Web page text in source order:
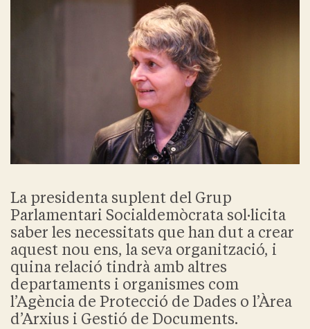
La presidenta suplent del Grup
Parlamentari Socialdemòcrata sol·licita
saber les necessitats que han dut a crear
aquest nou ens, la seva organització, i
quina relació tindrà amb altres
departaments i organismes com
l’Agència de Protecció de Dades o l’Àrea
d’Arxius i Gestió de Documents.